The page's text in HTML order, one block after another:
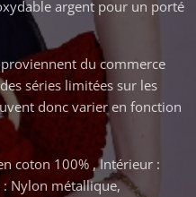
argent pour un porté
du commerce
séries limitées sur les
donc varier en fonction
coton 100% , Intérieur :
Nylon métallique,
Interdite